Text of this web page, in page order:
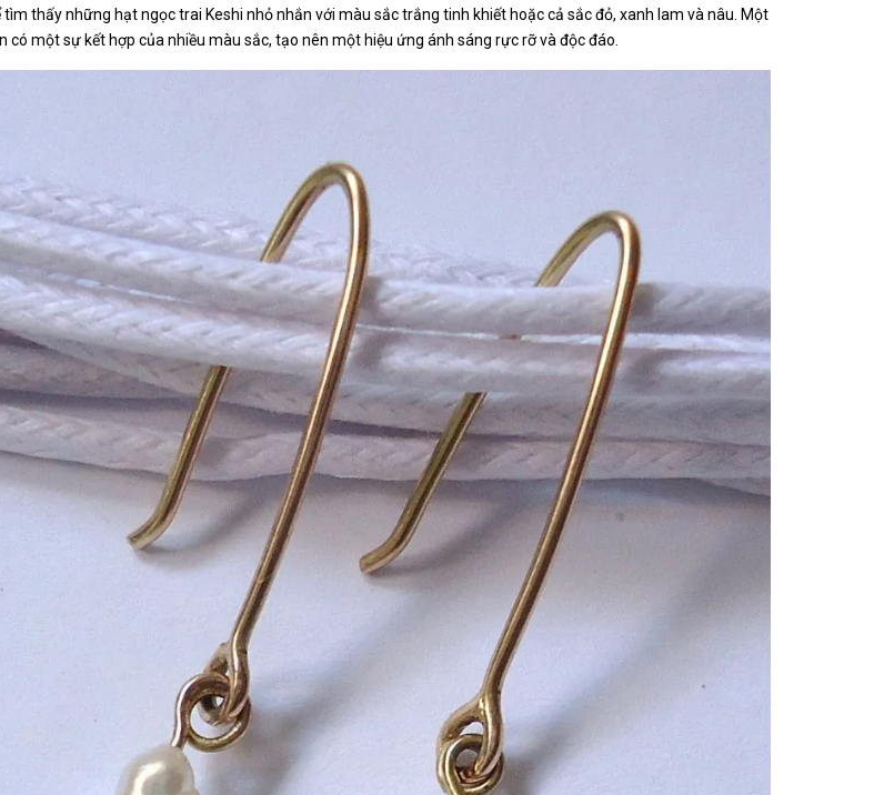
tìm thấy những hạt ngọc trai Keshi nhỏ nhắn với màu sắc trắng tinh khiết hoặc cả sắc đỏ, xanh lam và nâu. Một
có một sự kết hợp của nhiều màu sắc, tạo nên một hiệu ứng ánh sáng rực rỡ và độc đáo.